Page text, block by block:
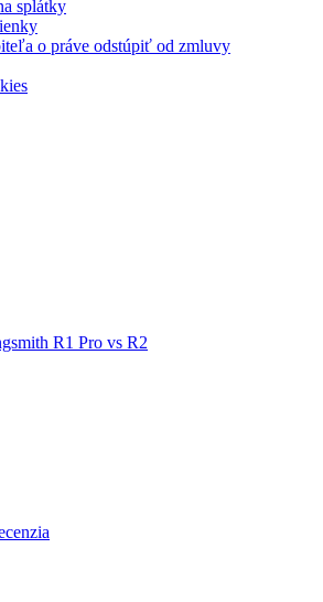
splátky
o práve odstúpiť od zmluvy
R1 Pro vs R2